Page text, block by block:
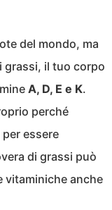
del mondo, ma
grassi, il tuo corpo
A, D, E e K.
perché
essere
di grassi può
vitaminiche anche